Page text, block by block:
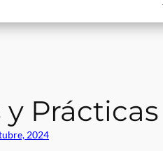
Prácticas
2024